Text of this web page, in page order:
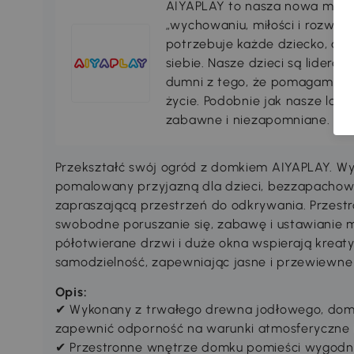
AIYAPLAY to nasza nowa
„wychowaniu, miłości i
potrzebuje każde dziecko,
siebie. Nasze dzieci są
dumni z tego, że pomagamy
życie. Podobnie jak nasze
zabawne i niezapomniane.
Przekształć swój ogród z domkiem AIYAPLAY.
pomalowany przyjazną dla dzieci,
zapraszającą przestrzeń do odkrywania.
swobodne poruszanie się, zabawę i ustawianie
półotwierane drzwi i duże okna wspierają
samodzielność, zapewniając jasne i
Opis:
✔ Wykonany z trwałego drewna jodłowego,
zapewnić odporność na warunki
✔ Przestronne wnętrze domku pomieści